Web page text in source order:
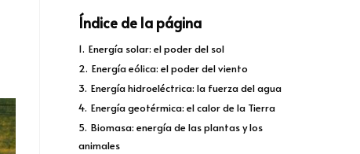
Índice de la página
1. Energía solar: el poder del sol
2. Energía eólica: el poder del viento
3. Energía hidroeléctrica: la fuerza del agua
4. Energía geotérmica: el calor de la Tierra
5. Biomasa: energía de las plantas y los
animales